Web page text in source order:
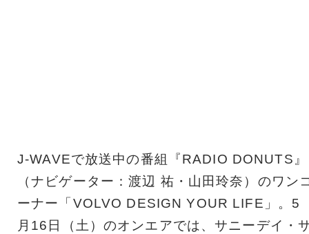
J-WAVEで放送中の番組『RADIO DONUTS』
（ナビゲーター：渡辺 祐・山田玲奈）のワン
ーナー「VOLVO DESIGN YOUR LIFE」。5
月16日（土）のオンエアでは、サニーデイ・